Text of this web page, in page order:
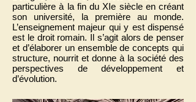
particulière à la fin du XIe siècle en créant
son université, la première au monde.
L’enseignement majeur qui y est dispensé
est le droit romain. Il s’agit alors de penser
et d’élaborer un ensemble de concepts qui
structure, nourrit et donne à la société des
perspectives de développement et
d’évolution.